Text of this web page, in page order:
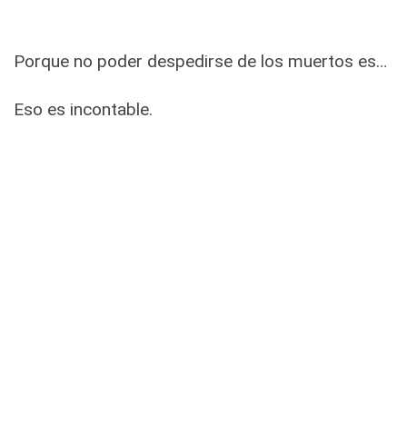
Porque no poder despedirse de los muertos es…
Eso es incontable.